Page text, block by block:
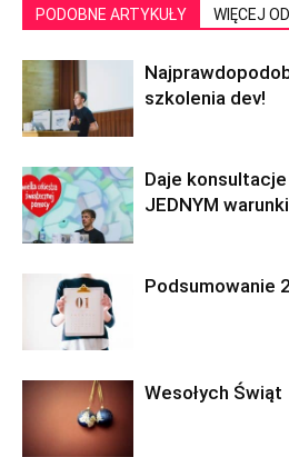
PODOBNE ARTYKUŁY WIĘCEJ
szkolenia dev!
Daje
JEDNYM
Podsumowanie
Wesołych Świąt